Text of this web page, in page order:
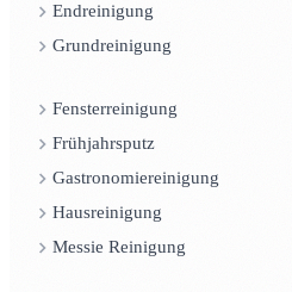
Endreinigung
Grundreinigung
Fensterreinigung
Frühjahrsputz
Gastronomiereinigung
Hausreinigung
Messie Reinigung